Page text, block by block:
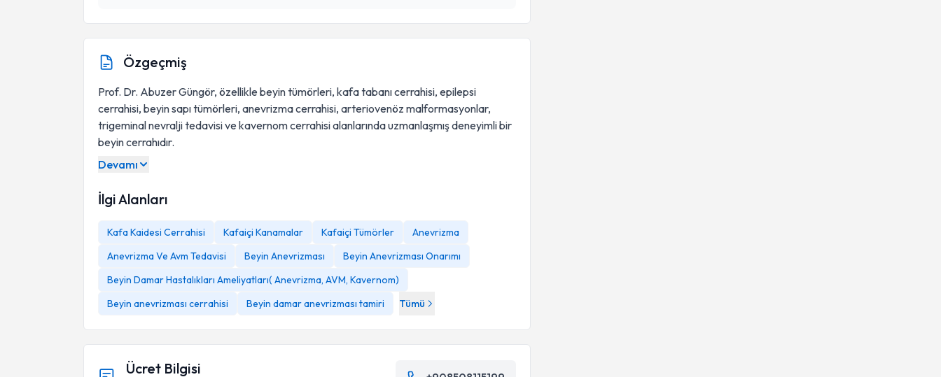
Özgeçmiş
Prof. Dr. Abuzer Güngör, özellikle beyin tümörleri, kafa tabanı cerrahisi, epilepsi
cerrahisi, beyin sapı tümörleri, anevrizma cerrahisi, arteriovenöz malformasyonlar,
trigeminal nevralji tedavisi ve kavernom cerrahisi alanlarında uzmanlaşmış deneyimli bir
beyin cerrahıdır.
Devamı
İlgi Alanları
Kafa Kaidesi Cerrahisi Kafaiçi Kanamalar Kafaiçi Tümörler
Anevrizma
Anevrizma Ve Avm Tedavisi
Beyin Anevrizması
Beyin Anevrizması Onarımı
Beyin Damar Hastalıkları Ameliyatları( Anevrizma, AVM, Kavernom)
Beyin anevrizması cerrahisi
Beyin damar anevrizması tamiri Tümü
Ücret Bilgisi